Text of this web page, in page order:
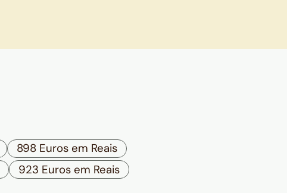
898 Euros em Reais
923 Euros em Reais